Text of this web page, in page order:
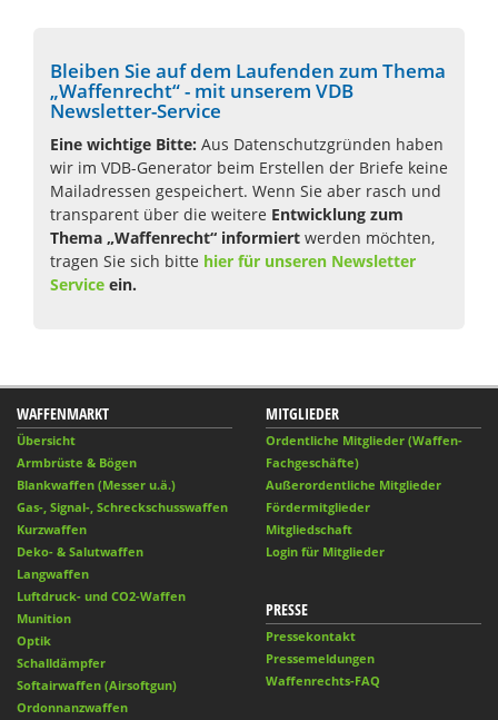
Bleiben Sie auf dem Laufenden zum Thema
„Waffenrecht“ - mit unserem VDB
Newsletter-Service
Eine wichtige Bitte: Aus Datenschutzgründen haben
wir im VDB-Generator beim Erstellen der Briefe keine
Mailadressen gespeichert. Wenn Sie aber rasch und
transparent über die weitere Entwicklung zum
Thema „Waffenrecht“ informiert werden möchten,
tragen Sie sich bitte hier für unseren Newsletter
Service ein.
WAFFENMARKT
Übersicht
Armbrüste & Bögen
Blankwaffen (Messer u.ä.)
Gas-, Signal-, Schreckschusswaffen
Kurzwaffen
Deko- & Salutwaffen
Langwaffen
Luftdruck- und CO2-Waffen
Munition
Optik
Schalldämpfer
Softairwaffen (Airsoftgun)
Ordonnanzwaffen
MITGLIEDER
Ordentliche Mitglieder (Waffen-
Fachgeschäfte)
Außerordentliche Mitglieder
Fördermitglieder
Mitgliedschaft
Login für Mitglieder
PRESSE
Pressekontakt
Pressemeldungen
Waffenrechts-FAQ